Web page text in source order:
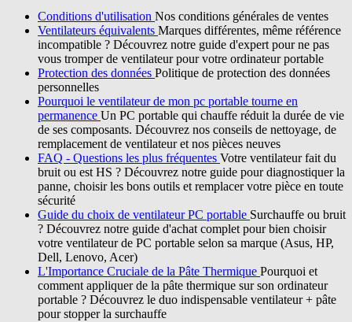
Conditions d'utilisation Nos conditions générales de ventes
Ventilateurs équivalents Marques différentes, même référence
incompatible ? Découvrez notre guide d'expert pour ne pas
vous tromper de ventilateur pour votre ordinateur portable
Protection des données Politique de protection des données
personnelles
Pourquoi le ventilateur de mon pc portable tourne en
permanence Un PC portable qui chauffe réduit la durée de vie
de ses composants. Découvrez nos conseils de nettoyage, de
remplacement de ventilateur et nos pièces neuves
FAQ - Questions les plus fréquentes Votre ventilateur fait du
bruit ou est HS ? Découvrez notre guide pour diagnostiquer la
panne, choisir les bons outils et remplacer votre pièce en toute
sécurité
Guide du choix de ventilateur PC portable Surchauffe ou bruit
? Découvrez notre guide d'achat complet pour bien choisir
votre ventilateur de PC portable selon sa marque (Asus, HP,
Dell, Lenovo, Acer)
L'Importance Cruciale de la Pâte Thermique Pourquoi et
comment appliquer de la pâte thermique sur son ordinateur
portable ? Découvrez le duo indispensable ventilateur + pâte
pour stopper la surchauffe